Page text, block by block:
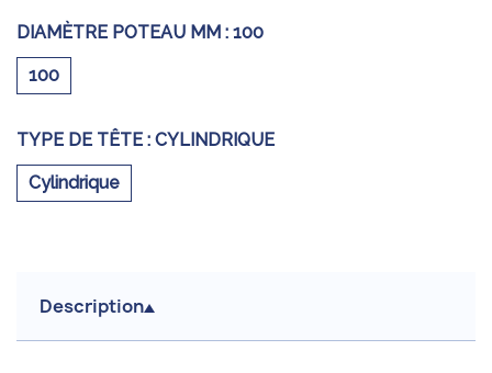
DIAMÈTRE POTEAU MM : 100
100
TYPE DE TÊTE : CYLINDRIQUE
Cylindrique
Description